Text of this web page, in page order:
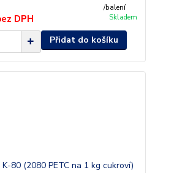
/balení
DPH Skladem
Přidat do košíku